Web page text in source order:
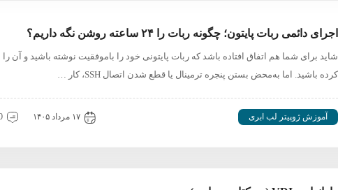
اجرای دائمی ربات پایتون؛ چگونه ربات را ۲۴ ساعته روشن نگه داریم؟
شاید برای شما هم اتفاق افتاده باشد که ربات پایتونی خود را باموفقیت نوشته باشید و آن را
کرده باشید. اما به‌محض بستن پنجره ترمینال یا قطع شدن اتصال SSH، کار …
آموزش ژوپیتر لب ابری ۱۷ مرداد ۱۴۰۵ 0